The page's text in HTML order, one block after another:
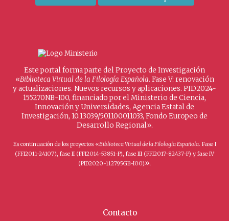
Este portal forma parte del Proyecto de Investigación
«Biblioteca Virtual de la Filología Española. Fase V: renovación
y actualizaciones. Nuevos recursos y aplicaciones. PID2024-
155270NB-I00, financiado por el Ministerio de Ciencia,
Innovación y Universidades, Agencia Estatal de
Investigación, 10.13039/501100011033, Fondo Europeo de
Desarrollo Regional».
Es continuación de los proyectos «Biblioteca Virtual de la Filología Española. Fase I
(FFI2011-24107), fase II (FFI2014-53851-P), fase III (FFI2017-82437-P) y fase IV
(PID2020-112795GB-I00)».
Contacto